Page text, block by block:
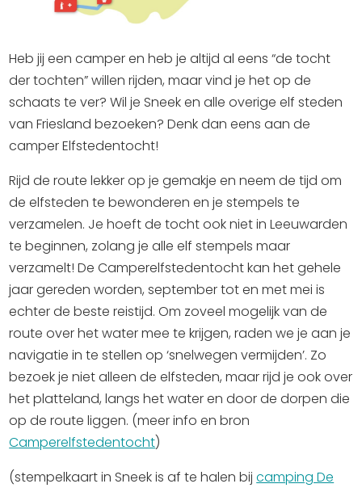
En meer
Arrangementen
Jouw Sneek
De Friese meren
Other languages
UITagenda
Routes
Veel bezochte pagina's:
Top 10 leuke dingen
Vakantie vieren in Sneek
Uitgaan in Sneek
Overnachten in Sneek
Citygame Escapegame Sneek
Webcams
De leukste routes
Heb jij een camper en heb je altijd al eens “de tocht
der tochten” willen rijden, maar vind je het op de
schaats te ver? Wil je Sneek en alle overige elf steden
van Friesland bezoeken? Denk dan eens aan de
camper Elfstedentocht!
Rijd de route lekker op je gemakje en neem de tijd om
de elfsteden te bewonderen en je stempels te
verzamelen. Je hoeft de tocht ook niet in Leeuwarden
te beginnen, zolang je alle elf stempels maar
verzamelt! De Camperelfstedentocht kan het gehele
jaar gereden worden, september tot en met mei is
echter de beste reistijd. Om zoveel mogelijk van de
route over het water mee te krijgen, raden we je aan je
navigatie in te stellen op ‘snelwegen vermijden’. Zo
bezoek je niet alleen de elfsteden, maar rijd je ook over
het platteland, langs het water en door de dorpen die
op de route liggen. (meer info en bron
Camperelfstedentocht)
(stempelkaart in Sneek is af te halen bijcamping De